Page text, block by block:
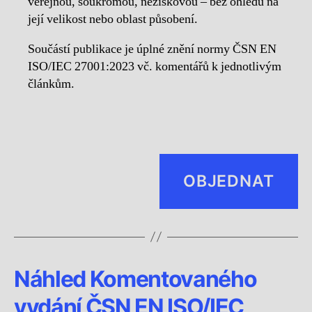
její velikost nebo oblast působení.
Součástí publikace je úplné znění normy ČSN EN
ISO/IEC 27001:2023 vč. komentářů k jednotlivým
článkům.
OBJEDNAT
Náhled Komentovaného
vydání ČSN EN ISO/IEC